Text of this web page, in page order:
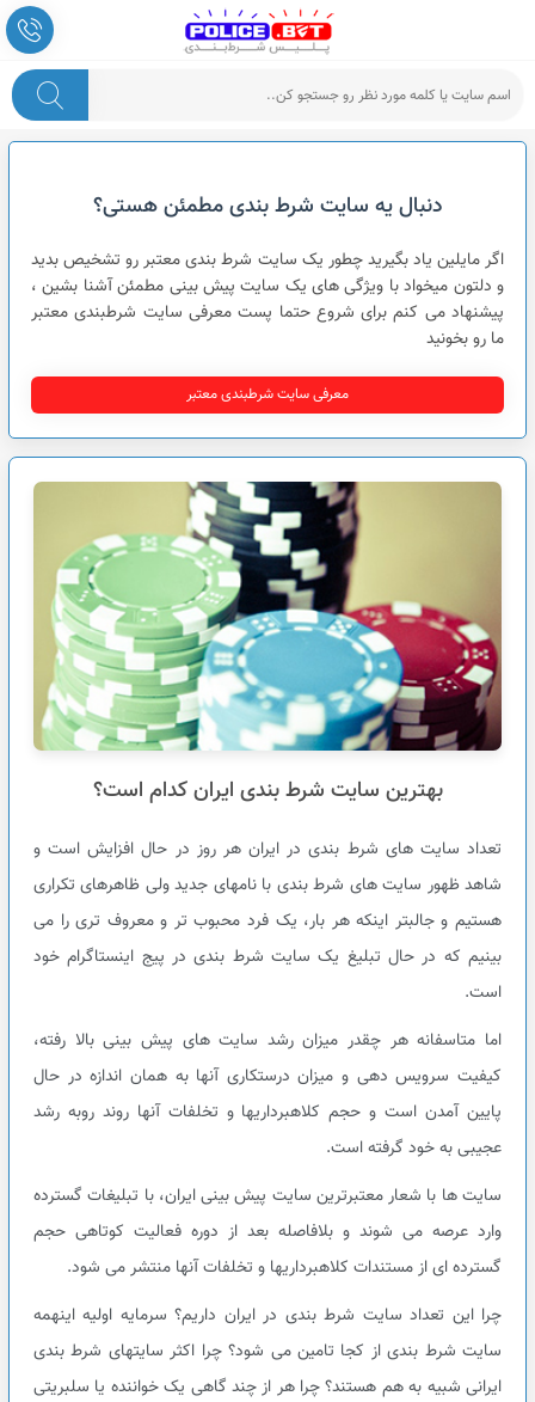
دنبال یه سایت شرط بندی مطمئن هستی؟
اگر مایلین یاد بگیرید چطور یک سایت شرط بندی معتبر رو تشخیص بدید
و دلتون میخواد با ویژگی های یک سایت پیش بینی مطمئن آشنا بشین ،
پیشنهاد می کنم برای شروع حتما پست معرفی سایت شرطبندی معتبر
ما رو بخونید
معرفی سایت شرطبندی معتبر
بهترین سایت شرط بندی ایران کدام است؟
تعداد سایت های شرط بندی در ایران هر روز در حال افزایش است و
شاهد ظهور سایت های شرط بندی با نامهای جدید ولی ظاهرهای تکراری
هستیم و جالبتر اینکه هر بار، یک فرد محبوب تر و معروف تری را می
بینیم که در حال تبلیغ یک سایت شرط بندی در پیج اینستاگرام خود
است.
اما متاسفانه هر چقدر میزان رشد سایت های پیش بینی بالا رفته،
کیفیت سرویس دهی و میزان درستکاری آنها به همان اندازه در حال
پایین آمدن است و حجم کلاهبرداریها و تخلفات آنها روند روبه رشد
عجیبی به خود گرفته است.
سایت ها با شعار معتبرترین سایت پیش بینی ایران، با تبلیغات گسترده
وارد عرصه می شوند و بلافاصله بعد از دوره فعالیت کوتاهی حجم
گسترده ای از مستندات کلاهبرداریها و تخلفات آنها منتشر می شود.
چرا این تعداد سایت شرط بندی در ایران داریم؟ سرمایه اولیه اینهمه
سایت شرط بندی از کجا تامین می شود؟ چرا اکثر سایتهای شرط بندی
ایرانی شبیه به هم هستند؟ چرا هر از چند گاهی یک خواننده یا سلبریتی